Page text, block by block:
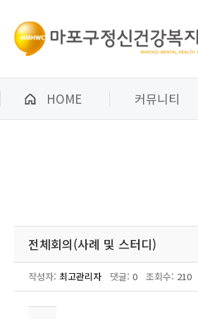
HOME 커뮤니티
전체회의(사례 및 스터디)
작성자: 최고관리자 댓글: 0 조회수: 210